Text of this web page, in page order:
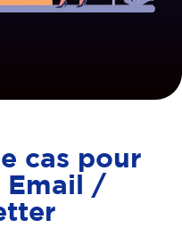
cas pour
Email /